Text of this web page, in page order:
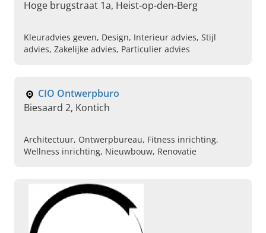
Hoge brugstraat 1a, Heist-op-den-Berg
Kleuradvies geven, Design, Interieur advies, Stijl
advies, Zakelijke advies, Particulier advies
CIO Ontwerpburo
Biesaard 2, Kontich
Architectuur, Ontwerpbureau, Fitness inrichting,
Wellness inrichting, Nieuwbouw, Renovatie